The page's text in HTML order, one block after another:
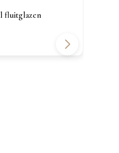
fluitglazen